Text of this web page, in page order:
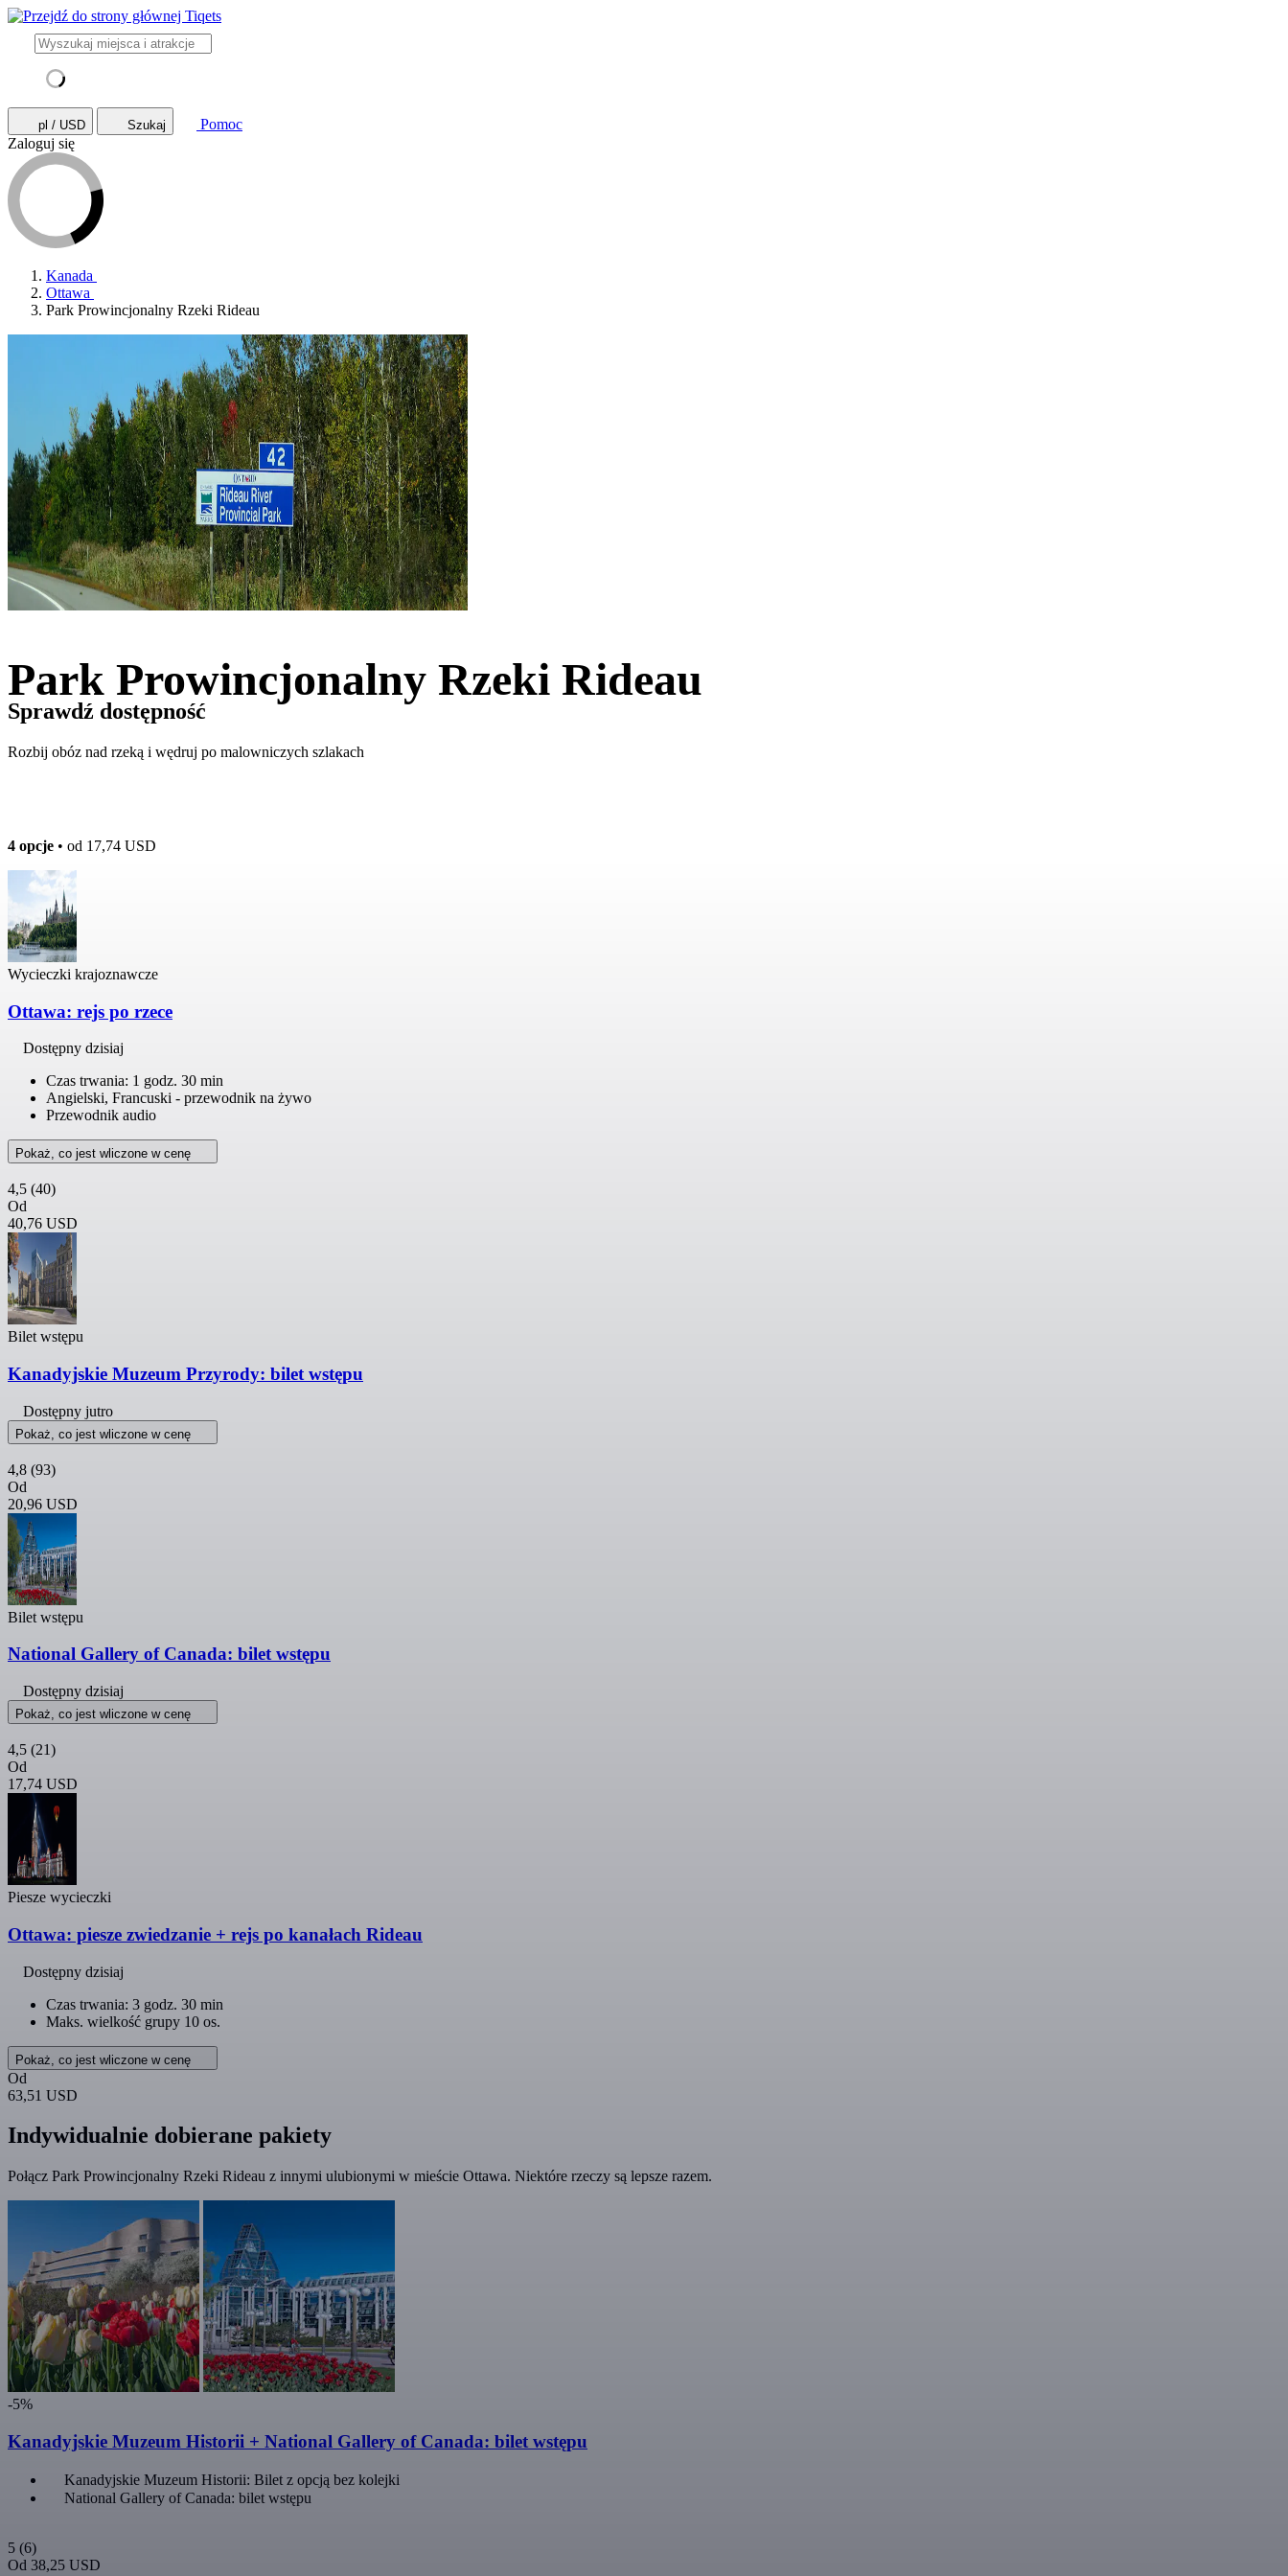
pl / USD Szukaj
Pomoc
Zaloguj się
Kanada
Ottawa
Park Prowincjonalny Rzeki Rideau
Park Prowincjonalny Rzeki Rideau
Rozbij obóz nad rzeką i wędruj po malowniczych szlakach
Sprawdź dostępność
4 opcje • od 17,74 USD
Wycieczki krajoznawcze
Ottawa: rejs po rzece
Dostępny dzisiaj
Czas trwania: 1 godz. 30 min
Angielski, Francuski - przewodnik na żywo
Przewodnik audio
Pokaż, co jest wliczone w cenę
4,5 (40)
Od
40,76 USD
Bilet wstępu
Kanadyjskie Muzeum Przyrody: bilet wstępu
Dostępny jutro
Pokaż, co jest wliczone w cenę
4,8 (93)
Od
20,96 USD
Bilet wstępu
National Gallery of Canada: bilet wstępu
Dostępny dzisiaj
Pokaż, co jest wliczone w cenę
4,5 (21)
Od
17,74 USD
Piesze wycieczki
Ottawa: piesze zwiedzanie + rejs po kanałach Rideau
Dostępny dzisiaj
Czas trwania: 3 godz. 30 min
Maks. wielkość grupy 10 os.
Pokaż, co jest wliczone w cenę
Od
63,51 USD
Indywidualnie dobierane pakiety
Połącz Park Prowincjonalny Rzeki Rideau z innymi ulubionymi w mieście Ottawa. Niektóre rzeczy są lepsze razem.
-5%
Kanadyjskie Muzeum Historii + National Gallery of Canada: bilet wstępu
Kanadyjskie Muzeum Historii: Bilet z opcją bez kolejki
National Gallery of Canada: bilet wstępu
5 (6)
Od 38,25 USD